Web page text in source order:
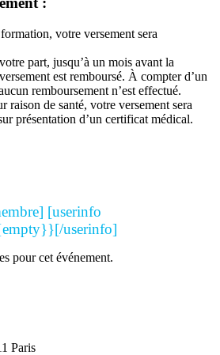
votre versement sera
part, jusqu’à un mois avant la
est remboursé. À compter d’un
remboursement n’est effectué.
raison de santé, votre versement sera
présentation d’un certificat médical.
[userinfo
userinfo]
pour cet événement.
Paris